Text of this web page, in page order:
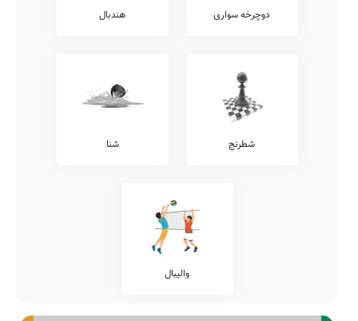
دوچرخه سواری هندبال
شطرنج شنا
والیبال